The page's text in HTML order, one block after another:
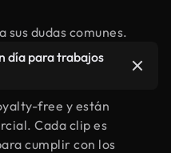
sus dudas comunes.
día para trabajos
free y están
Cada clip es
cumplir con los